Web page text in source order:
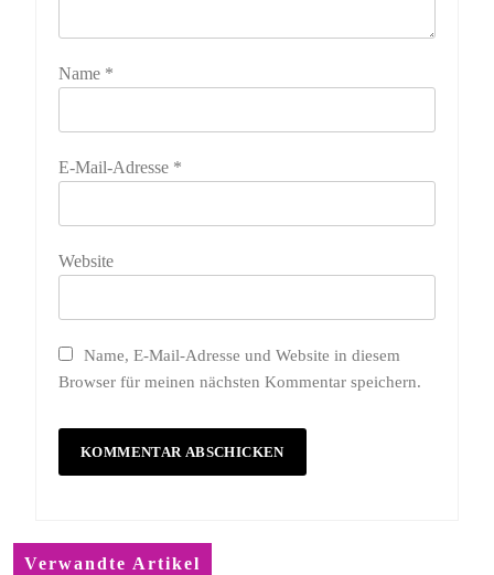
Name *
E-Mail-Adresse *
Website
Name, E-Mail-Adresse und Website in diesem
Browser für meinen nächsten Kommentar speichern.
Verwandte Artikel